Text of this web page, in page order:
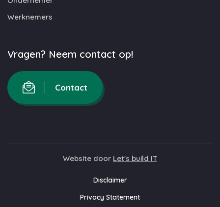
Werknemers
Vragen? Neem contact op!
Contact
Website door Let's build IT
Disclaimer
Privacy Statement